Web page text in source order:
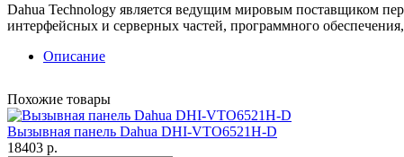
Dahua Technology является ведущим мировым поставщиком
интерфейсных и серверных частей, программного
Описание
Похожие товары
Вызывная панель Dahua DHI-VTO6521H-D
18403 р.